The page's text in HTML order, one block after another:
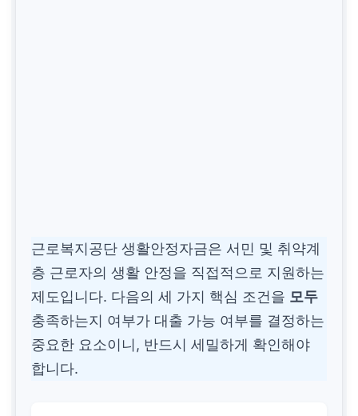
근로복지공단 생활안정자금은 서민 및 취약계
층 근로자의 생활 안정을 직접적으로 지원하는
제도입니다. 다음의 세 가지 핵심 조건을 모두
충족하는지 여부가 대출 가능 여부를 결정하는
중요한 요소이니, 반드시 세밀하게 확인해야
합니다.